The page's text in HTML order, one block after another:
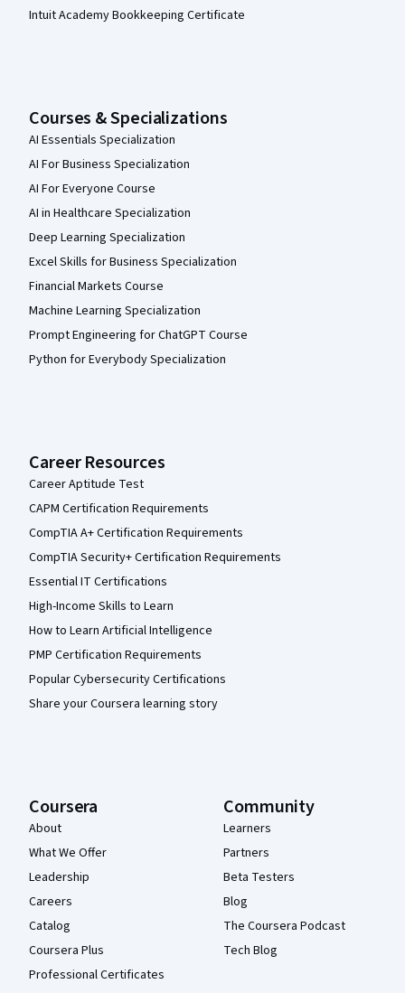
Intuit Academy Bookkeeping Certificate
Courses & Specializations
AI Essentials Specialization
AI For Business Specialization
AI For Everyone Course
AI in Healthcare Specialization
Deep Learning Specialization
Excel Skills for Business Specialization
Financial Markets Course
Machine Learning Specialization
Prompt Engineering for ChatGPT Course
Python for Everybody Specialization
Career Resources
Career Aptitude Test
CAPM Certification Requirements
CompTIA A+ Certification Requirements
CompTIA Security+ Certification Requirements
Essential IT Certifications
High-Income Skills to Learn
How to Learn Artificial Intelligence
PMP Certification Requirements
Popular Cybersecurity Certifications
Share your Coursera learning story
Coursera
About
What We Offer
Leadership
Careers
Catalog
Coursera Plus
Professional Certificates
Community
Learners
Partners
Beta Testers
Blog
The Coursera Podcast
Tech Blog